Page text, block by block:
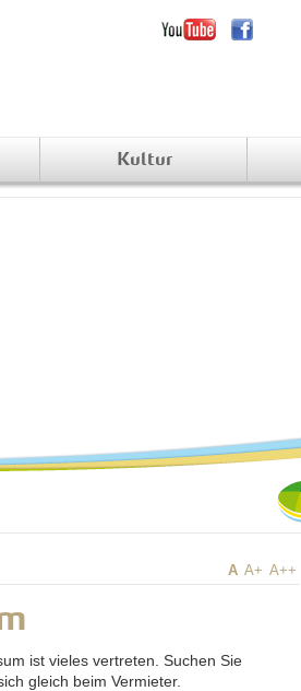
Kultur
A A+ A++
ist vieles vertreten. Suchen Sie
gleich beim Vermieter.